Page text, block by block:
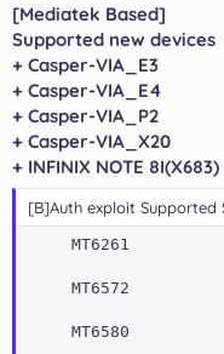
[Mediatek Based]
Supported new devices
+ Casper-VIA_E3
+ Casper-VIA_E4
+ Casper-VIA_P2
+ Casper-VIA_X20
+ INFINIX NOTE 8I(X683)
[B]Auth exploit Supported
MT6261
MT6572
MT6580